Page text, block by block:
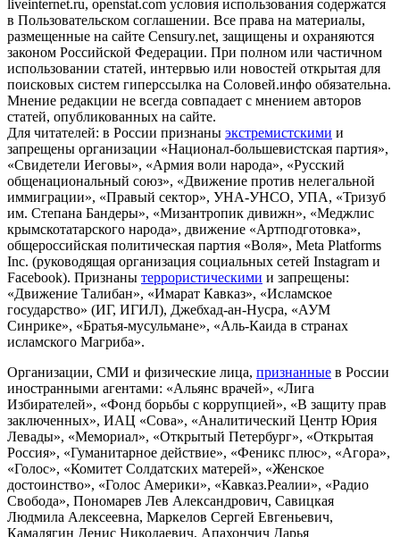
liveinternet.ru, openstat.com условия использования содержатся
в Пользовательском соглашении. Все права на материалы,
размещенные на сайте Censury.net, защищены и охраняются
законом Российской Федерации. При полном или частичном
использовании статей, интервью или новостей открытая для
поисковых систем гиперссылка на Соловей.инфо обязательна.
Мнение редакции не всегда совпадает с мнением авторов
статей, опубликованных на сайте.
Для читателей: в России признаны экстремистскими и
запрещены организации «Национал-большевистская партия»,
«Свидетели Иеговы», «Армия воли народа», «Русский
общенациональный союз», «Движение против нелегальной
иммиграции», «Правый сектор», УНА-УНСО, УПА, «Тризуб
им. Степана Бандеры», «Мизантропик дивижн», «Меджлис
крымскотатарского народа», движение «Артподготовка»,
общероссийская политическая партия «Воля», Meta Platforms
Inc. (руководящая организация социальных сетей Instagram и
Facebook). Признаны террористическими и запрещены:
«Движение Талибан», «Имарат Кавказ», «Исламское
государство» (ИГ, ИГИЛ), Джебхад-ан-Нусра, «АУМ
Синрике», «Братья-мусульмане», «Аль-Каида в странах
исламского Магриба».
Организации, СМИ и физические лица, признанные в России
иностранными агентами: «Альянс врачей», «Лига
Избирателей», «Фонд борьбы с коррупцией», «В защиту прав
заключенных», ИАЦ «Сова», «Аналитический Центр Юрия
Левады», «Мемориал», «Открытый Петербург», «Открытая
Россия», «Гуманитарное действие», «Феникс плюс», «Агора»,
«Голос», «Комитет Солдатских матерей», «Женское
достоинство», «Голос Америки», «Кавказ.Реалии», «Радио
Свобода», Пономарев Лев Александрович, Савицкая
Людмила Алексеевна, Маркелов Сергей Евгеньевич,
Камалягин Денис Николаевич, Апахончич Дарья